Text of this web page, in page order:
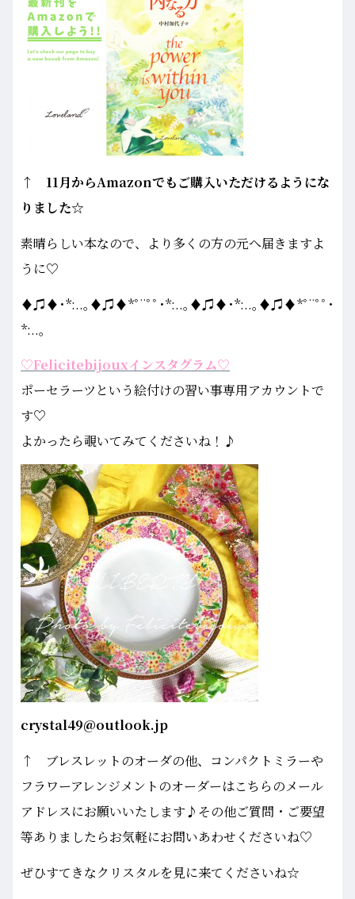
↑ 11月からAmazonでもご購入いただけるようにな
りました☆
素晴らしい本なので、より多くの方の元へ届きますよ
うに♡
♦♫♦･*:..｡♦♫♦*ﾟ¨ﾟﾟ･*:..｡♦♫♦･*:..｡♦♫♦*ﾟ¨ﾟﾟ･
*:..｡
♡Felicitebijouxインスタグラム♡
ポーセラーツという絵付けの習い事専用アカウントで
す♡
よかったら覗いてみてくださいね！♪
crystal49@outlook.jp
↑ ブレスレットのオーダの他、コンパクトミラーや
フラワーアレンジメントのオーダーはこちらのメール
アドレスにお願いいたします♪その他ご質問・ご要望
等ありましたらお気軽にお問いあわせくださいね♡
ぜひすてきなクリスタルを見に来てくださいね☆